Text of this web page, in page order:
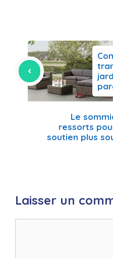
Le
ressorts
soutien plus
Laisser un